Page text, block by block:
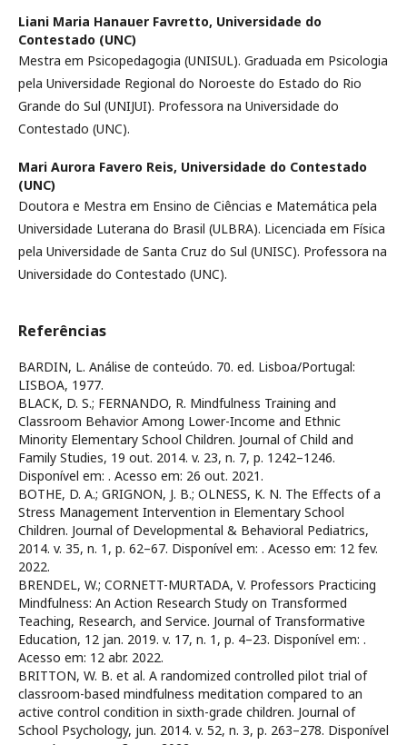
Liani Maria Hanauer Favretto, Universidade do
Contestado (UNC)
Mestra em Psicopedagogia (UNISUL). Graduada em Psicologia
pela Universidade Regional do Noroeste do Estado do Rio
Grande do Sul (UNIJUI). Professora na Universidade do
Contestado (UNC).
Mari Aurora Favero Reis, Universidade do Contestado
(UNC)
Doutora e Mestra em Ensino de Ciências e Matemática pela
Universidade Luterana do Brasil (ULBRA). Licenciada em Física
pela Universidade de Santa Cruz do Sul (UNISC). Professora na
Universidade do Contestado (UNC).
Referências
BARDIN, L. Análise de conteúdo. 70. ed. Lisboa/Portugal:
LISBOA, 1977.
BLACK, D. S.; FERNANDO, R. Mindfulness Training and
Classroom Behavior Among Lower-Income and Ethnic
Minority Elementary School Children. Journal of Child and
Family Studies, 19 out. 2014. v. 23, n. 7, p. 1242–1246.
Disponível em: . Acesso em: 26 out. 2021.
BOTHE, D. A.; GRIGNON, J. B.; OLNESS, K. N. The Effects of a
Stress Management Intervention in Elementary School
Children. Journal of Developmental & Behavioral Pediatrics,
2014. v. 35, n. 1, p. 62–67. Disponível em: . Acesso em: 12 fev.
2022.
BRENDEL, W.; CORNETT-MURTADA, V. Professors Practicing
Mindfulness: An Action Research Study on Transformed
Teaching, Research, and Service. Journal of Transformative
Education, 12 jan. 2019. v. 17, n. 1, p. 4–23. Disponível em: .
Acesso em: 12 abr. 2022.
BRITTON, W. B. et al. A randomized controlled pilot trial of
classroom-based mindfulness meditation compared to an
active control condition in sixth-grade children. Journal of
School Psychology, jun. 2014. v. 52, n. 3, p. 263–278. Disponível